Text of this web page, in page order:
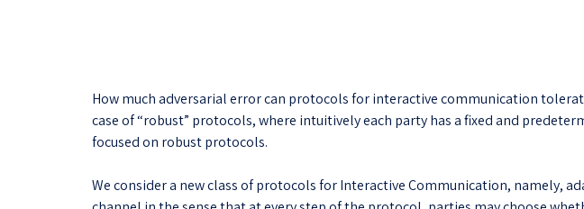
How much adversarial error can protocols for interactive communication
case of “robust” protocols, where intuitively each party has a fixed and
focused on robust protocols.
We consider a new class of protocols for Interactive Communication, namely,